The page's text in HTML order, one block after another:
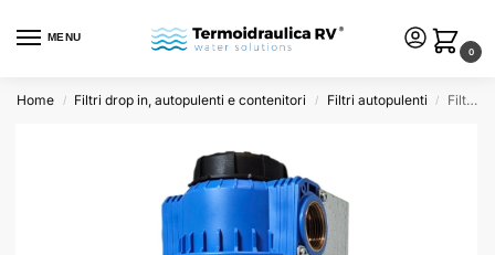
MENU
0
Home / Filtri drop in, autopulenti e contenitori / Filtri autopulenti / Filtro autopulente con sistema by-pass integrato, attacchi 3/4″